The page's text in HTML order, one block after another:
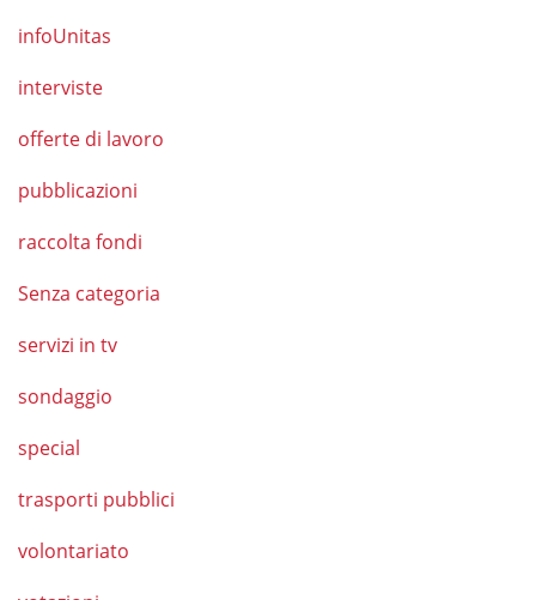
infoUnitas
interviste
offerte di lavoro
pubblicazioni
raccolta fondi
Senza categoria
servizi in tv
sondaggio
special
trasporti pubblici
volontariato